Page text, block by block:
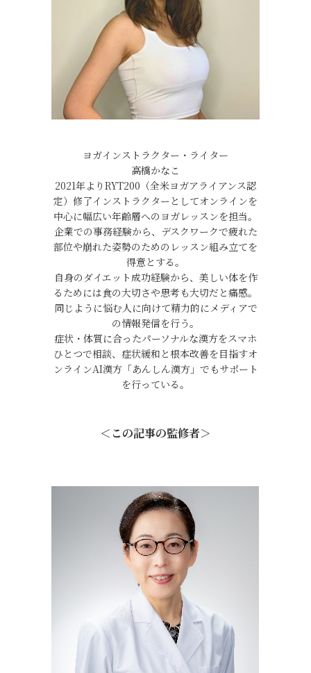
ヨガインストラクター・ライター
高橋かなこ
2021年よりRYT200（全米ヨガアライアンス認
定）修了インストラクターとしてオンラインを
中心に幅広い年齢層へのヨガレッスンを担当。
企業での事務経験から、デスクワークで疲れた
部位や崩れた姿勢のためのレッスン組み立てを
得意とする。
自身のダイエット成功経験から、美しい体を作
るためには食の大切さや思考も大切だと痛感。
同じように悩む人に向けて精力的にメディアで
の情報発信を行う。
症状・体質に合ったパーソナルな漢方をスマホ
ひとつで相談、症状緩和と根本改善を目指すオ
ンラインAI漢方「あんしん漢方」でもサポート
を行っている。
＜この記事の監修者＞